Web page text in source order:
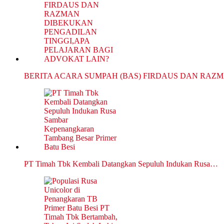
BERITA ACARA SUMPAH (BAS) FIRDAUS DAN
PT Timah Tbk Kembali Datangkan Sepuluh Indukan Rusa…